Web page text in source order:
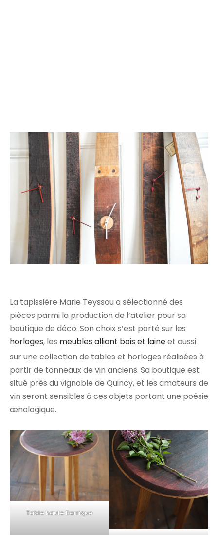
La tapissière Marie Teyssou a sélectionné des
pièces parmi la production de l’atelier pour sa
boutique de déco. Son choix s’est porté sur les
horloges, les meubles alliant bois et laineet aussi
sur une collection de tables et horloges réalisées à
partir de tonneaux de vin anciens. Sa boutique est
situé près du vignoble de Quincy, et les amateurs de
vin seront sensibles à ces objets portant une poésie
œnologique.
Table haute Barrique